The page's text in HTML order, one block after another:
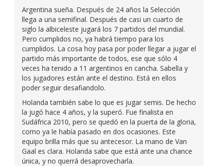
Argentina sueña. Después de 24 años la Selección
llega a una semifinal. Después de casi un cuarto de
siglo la albiceleste jugará los 7 partidos del mundial.
Pero cumplidos no, ya habrá tiempo para los
cumplidos. La cosa hoy pasa por poder llegar a jugar el
partido más importante de todos, ese que sólo 4
veces ha tenido a 11 argentinos en cancha. Sabella y
los jugadores están ante el destino. Está en ellos
poder seguir desafiandolo.
Holanda también sabe lo que es jugar semis. De hecho
la jugó hace 4 años, y la superó. Fue finalista en
Sudáfrica 2010, pero se quedó en la puerta de la gloria,
como ya le había pasado en dos ocasiones. Este
equipo brilla más que su antecesor. La mano de Van
Gaal es clara. Holanda sabe que está ante una chance
única, y no querrá desaprovecharla.